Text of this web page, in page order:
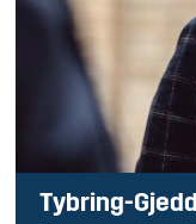
Tybring-